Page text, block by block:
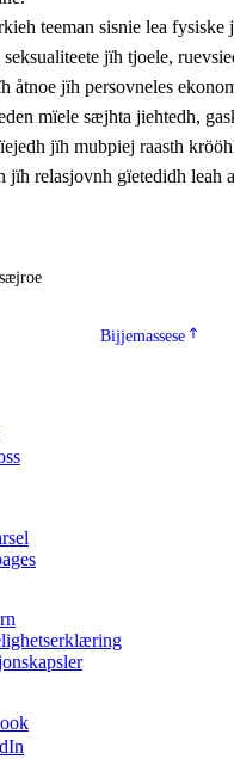
faagine
tjiehpiesvoeth
lïeredh
teemah
Demokratije jïh meatanårrojevoete
Monnehke evtiedimmie
teeman sisnie lea fysiske
jïh tjoele,
åtnoe jïh persovneles
mïele sæjhta jiehtedh,
jïh mubpiej raasth
jïh relasjovnh gïetedidh leah
Bijjemassese